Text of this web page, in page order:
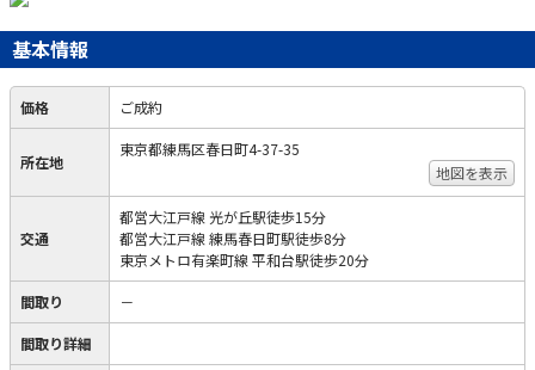
基本情報
価格 ご成約
所在地
東京都練馬区春日町4-37-35
地図を表示
交通
都営大江戸線 光が丘駅徒歩15分
都営大江戸線 練馬春日町駅徒歩8分
東京メトロ有楽町線 平和台駅徒歩20分
間取り －
間取り詳細